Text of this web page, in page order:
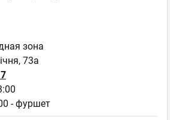
зона
73а
- фуршет